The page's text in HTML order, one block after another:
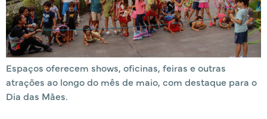
Espaços oferecem shows, oficinas, feiras e outras
atrações ao longo do mês de maio, com destaque para o
Dia das Mães.